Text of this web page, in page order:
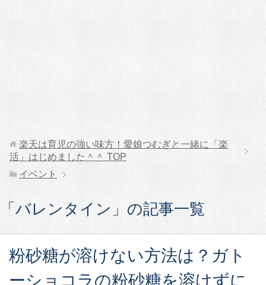
楽天は育児の強い味方！愛娘つむぎと一緒に「楽
活」はじめました＾＾ TOP
イベント
「バレンタイン」の記事一覧
粉砂糖が溶けない方法は？ガト
ーショコラの粉砂糖を溶けずに